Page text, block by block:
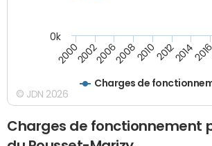
Charges de
20002002200620082010201220142016
0k
© JDN 2026
Charges de fonctionnement